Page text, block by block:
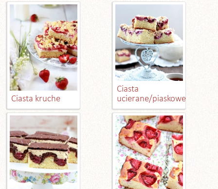
Ciasta kruche
Ciasta
ucierane/piaskowe